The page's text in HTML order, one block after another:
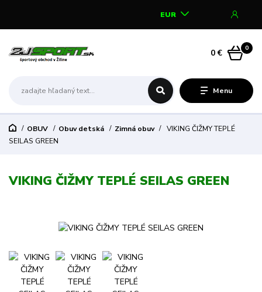
Menu
EUR
0
0 €
OBUV Obuv detská Zimná obuv
VIKING ČIŽMY TEPLÉ
SEILAS GREEN
VIKING ČIŽMY TEPLÉ SEILAS GREEN